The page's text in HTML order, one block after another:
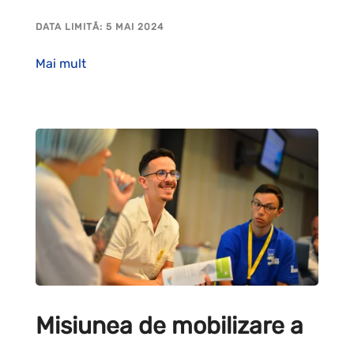
DATA LIMITĂ: 5 MAI 2024
Mai mult
Misiunea de mobilizare a